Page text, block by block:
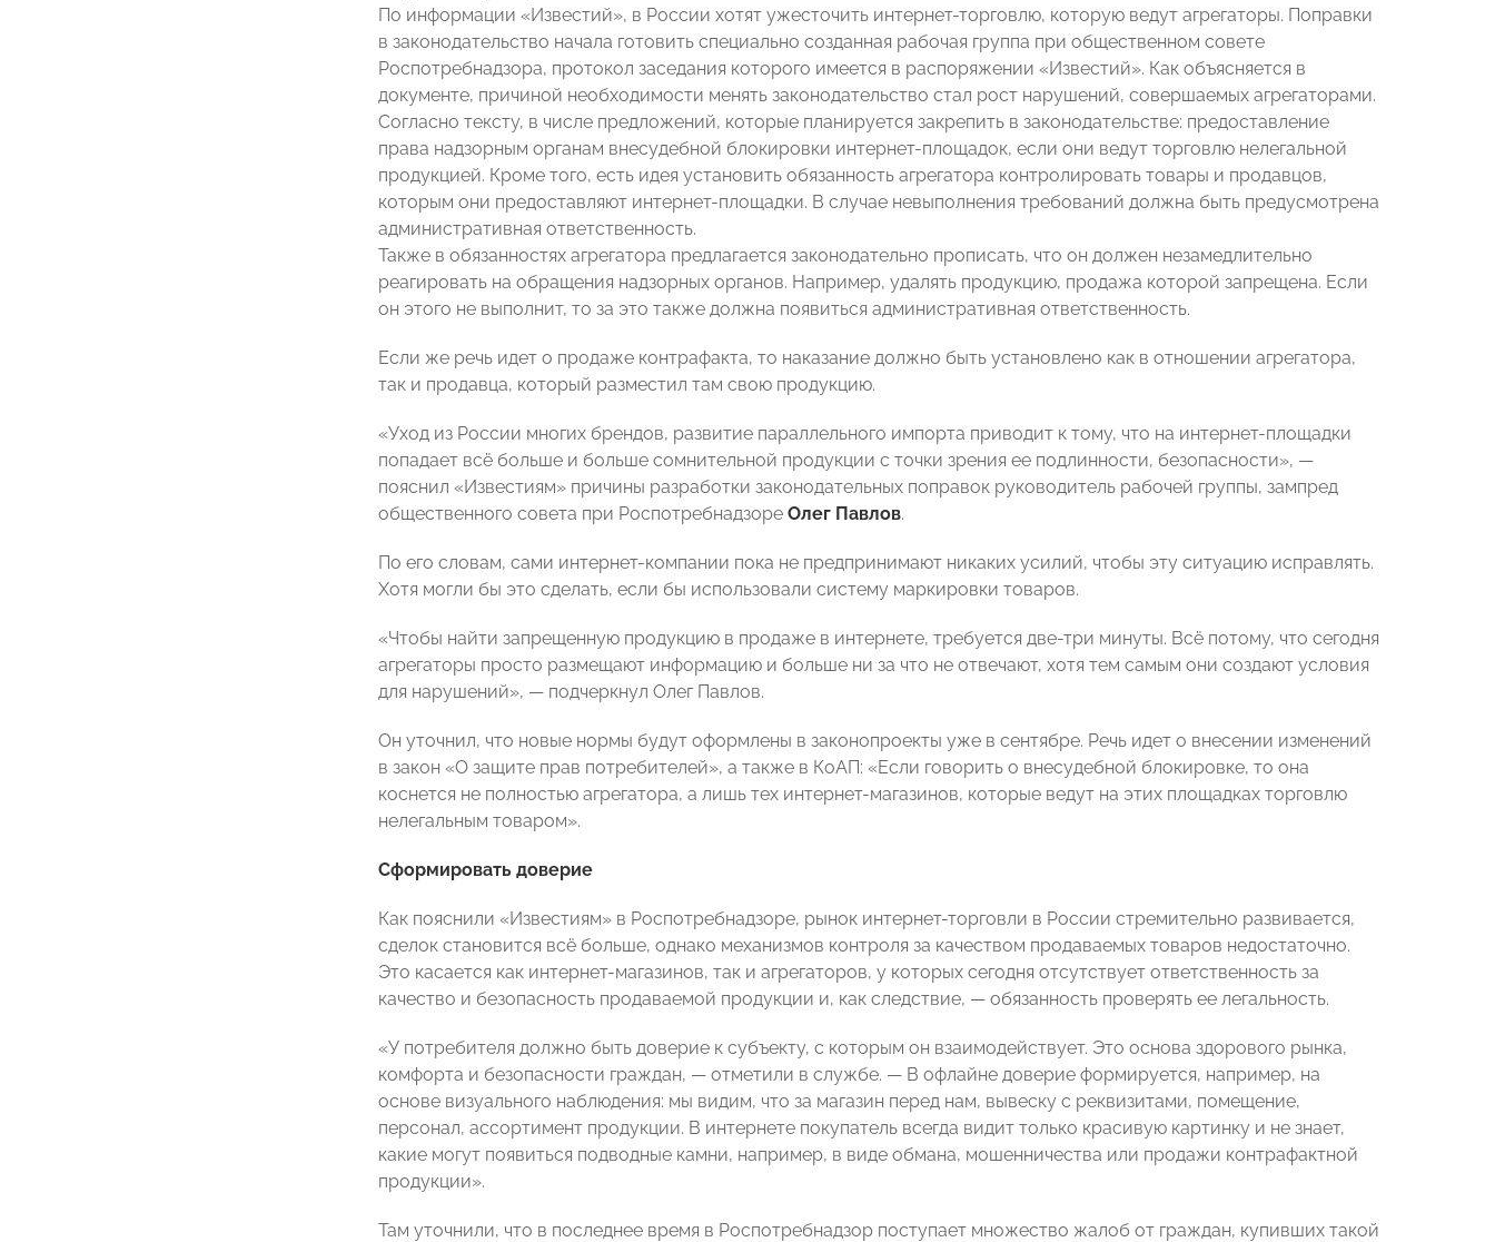
По информации «Известий», в России хотят ужесточить интернет-торговлю, которую ведут агрегаторы. Поправки
в законодательство начала готовить специально созданная рабочая группа при общественном совете
Роспотребнадзора, протокол заседания которого имеется в распоряжении «Известий». Как объясняется в
документе, причиной необходимости менять законодательство стал рост нарушений, совершаемых агрегаторами.
Согласно тексту, в числе предложений, которые планируется закрепить в законодательстве: предоставление
права надзорным органам внесудебной блокировки интернет-площадок, если они ведут торговлю нелегальной
продукцией. Кроме того, есть идея установить обязанность агрегатора контролировать товары и продавцов,
которым они предоставляют интернет-площадки. В случае невыполнения требований должна быть предусмотрена
административная ответственность.
Также в обязанностях агрегатора предлагается законодательно прописать, что он должен незамедлительно
реагировать на обращения надзорных органов. Например, удалять продукцию, продажа которой запрещена. Если
он этого не выполнит, то за это также должна появиться административная ответственность.
Если же речь идет о продаже контрафакта, то наказание должно быть установлено как в отношении агрегатора,
так и продавца, который разместил там свою продукцию.
«Уход из России многих брендов, развитие параллельного импорта приводит к тому, что на интернет-площадки
попадает всё больше и больше сомнительной продукции с точки зрения ее подлинности, безопасности», —
пояснил «Известиям» причины разработки законодательных поправок руководитель рабочей группы, зампред
общественного совета при Роспотребнадзоре Олег Павлов.
По его словам, сами интернет-компании пока не предпринимают никаких усилий, чтобы эту ситуацию исправлять.
Хотя могли бы это сделать, если бы использовали систему маркировки товаров.
«Чтобы найти запрещенную продукцию в продаже в интернете, требуется две-три минуты. Всё потому, что сегодня
агрегаторы просто размещают информацию и больше ни за что не отвечают, хотя тем самым они создают условия
для нарушений», — подчеркнул Олег Павлов.
Он уточнил, что новые нормы будут оформлены в законопроекты уже в сентябре. Речь идет о внесении изменений
в закон «О защите прав потребителей», а также в КоАП: «Если говорить о внесудебной блокировке, то она
коснется не полностью агрегатора, а лишь тех интернет-магазинов, которые ведут на этих площадках торговлю
нелегальным товаром».
Сформировать доверие
Как пояснили «Известиям» в Роспотребнадзоре, рынок интернет-торговли в России стремительно развивается,
сделок становится всё больше, однако механизмов контроля за качеством продаваемых товаров недостаточно.
Это касается как интернет-магазинов, так и агрегаторов, у которых сегодня отсутствует ответственность за
качество и безопасность продаваемой продукции и, как следствие, — обязанность проверять ее легальность.
«У потребителя должно быть доверие к субъекту, с которым он взаимодействует. Это основа здорового рынка,
комфорта и безопасности граждан, — отметили в службе. — В офлайне доверие формируется, например, на
основе визуального наблюдения: мы видим, что за магазин перед нам, вывеску с реквизитами, помещение,
персонал, ассортимент продукции. В интернете покупатель всегда видит только красивую картинку и не знает,
какие могут появиться подводные камни, например, в виде обмана, мошенничества или продажи контрафактной
продукции».
Там уточнили, что в последнее время в Роспотребнадзор поступает множество жалоб от граждан, купивших такой